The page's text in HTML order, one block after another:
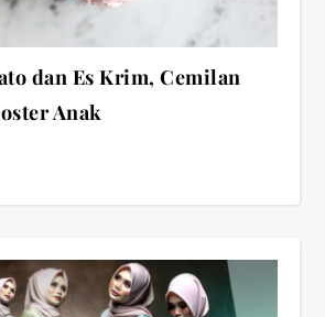
dan Es Krim, Cemilan
Anak